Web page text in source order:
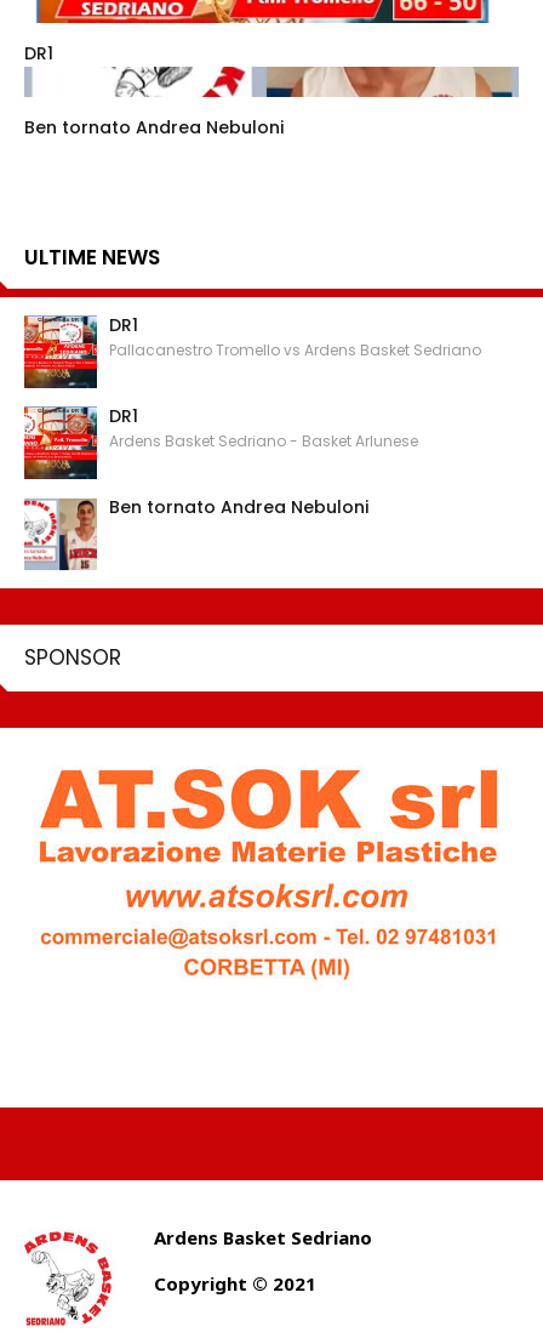
DR1
Ben tornato Andrea Nebuloni
ULTIME NEWS
DR1
Pallacanestro Tromello vs Ardens Basket Sedriano
DR1
Ardens Basket Sedriano - Basket Arlunese
Ben tornato Andrea Nebuloni
SPONSOR
Ardens Basket Sedriano
Copyright © 2021